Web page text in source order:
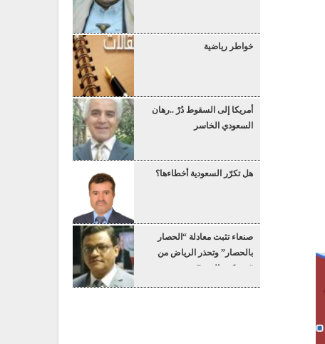
خواطر رياضية
أمريكا إلى السقوط دُرْ ..رهان
السعودي الخاسر
هل تكرّر السعودية أخطاءها؟
صنعاء تثبت معادلة “الحصار
بالحصار” وتحذر الرياض من
“عسكرة البحر”